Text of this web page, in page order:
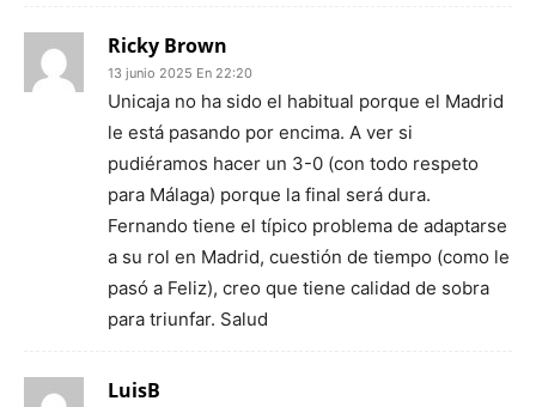
Ricky Brown
13 junio 2025 En 22:20
Unicaja no ha sido el habitual porque el Madrid
le está pasando por encima. A ver si
pudiéramos hacer un 3-0 (con todo respeto
para Málaga) porque la final será dura.
Fernando tiene el típico problema de adaptarse
a su rol en Madrid, cuestión de tiempo (como le
pasó a Feliz), creo que tiene calidad de sobra
para triunfar. Salud
LuisB